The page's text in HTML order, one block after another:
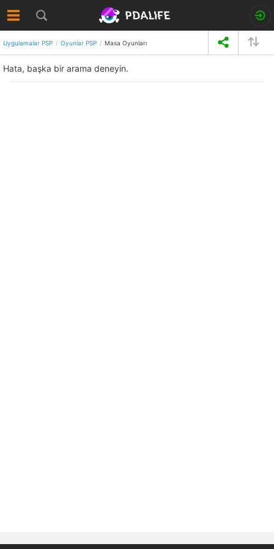
Uygulamalar PSP Oyunlar PSP Masa Oyunları
Hata, başka bir arama deneyin.